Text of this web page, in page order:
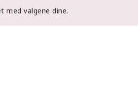
med valgene dine.